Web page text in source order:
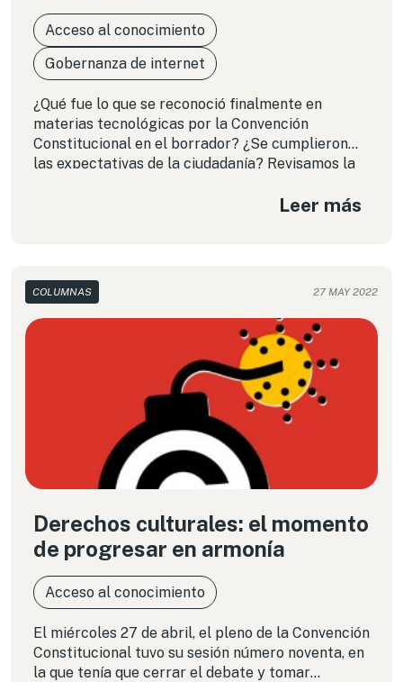
Acceso al conocimiento
Gobernanza de internet
¿Qué fue lo que se reconoció finalmente en
materias tecnológicas por la Convención
Constitucional en el borrador? ¿Se cumplieron
las expectativas de la ciudadanía? Revisamos la
“Derechos fundamentales en la nuevaLeer más
COLUMNAS 27 MAY 2022
Derechos culturales: el momento
de progresar en armonía
Acceso al conocimiento
El miércoles 27 de abril, el pleno de la Convención
Constitucional tuvo su sesión número noventa, en
la que tenía que cerrar el debate y tomar